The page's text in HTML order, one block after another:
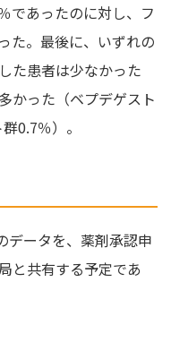
であったのに対し、フ
た。最後に、いずれの
た患者は少なかった
かった（ベプデゲスト
0.7％）。
データを、薬剤承認申
と共有する予定であ